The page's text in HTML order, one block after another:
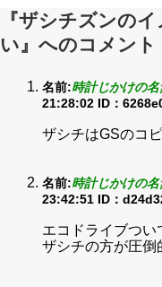
『ザシチズンの
い』へのコメント
名前:時計じかけの
21:28:02 ID：
ザシチはGSのコ
名前:時計じかけの
23:42:51 ID：
エコドライブつい
ザシチの方が圧倒